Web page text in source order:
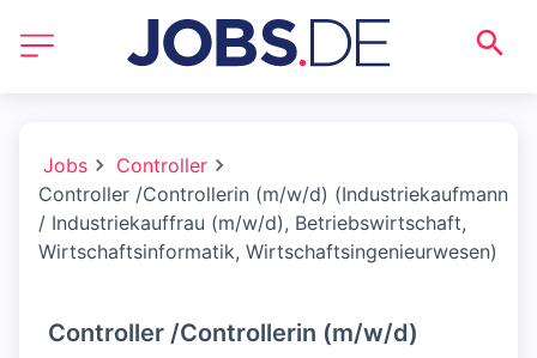
Jobs
Controller
Controller /Controllerin (m/w/d) (Industriekaufmann
/ Industriekauffrau (m/w/d), Betriebswirtschaft,
Wirtschaftsinformatik, Wirtschaftsingenieurwesen)
Controller /Controllerin (m/w/d)